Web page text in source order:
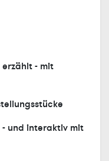
- mit
- und interaktiv mit